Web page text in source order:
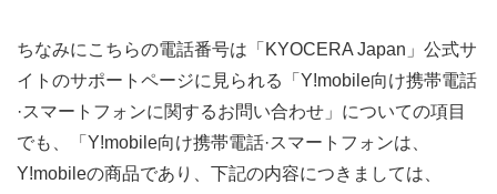
ちなみにこちらの電話番号は「KYOCERA Japan」公式サ
イトのサポートページに見られる「Y!mobile向け携帯電話
·スマートフォンに関するお問い合わせ」についての項目
でも、「Y!mobile向け携帯電話·スマートフォンは、
Y!mobileの商品であり、下記の内容につきましては、